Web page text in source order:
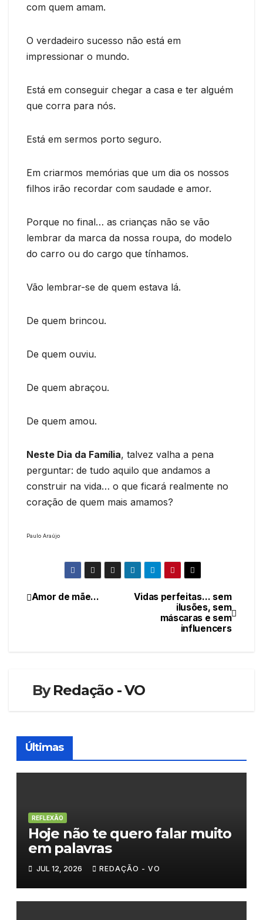
com quem amam.
O verdadeiro sucesso não está em
impressionar o mundo.
Está em conseguir chegar a casa e ter alguém
que corra para nós.
Está em sermos porto seguro.
Em criarmos memórias que um dia os nossos
filhos irão recordar com saudade e amor.
Porque no final… as crianças não se vão
lembrar da marca da nossa roupa, do modelo
do carro ou do cargo que tínhamos.
Vão lembrar-se de quem estava lá.
De quem brincou.
De quem ouviu.
De quem abraçou.
De quem amou.
Neste Dia da Família, talvez valha a pena
perguntar: de tudo aquilo que andamos a
construir na vida… o que ficará realmente no
coração de quem mais amamos?
Paulo Araújo
Navegação
Vidas perfeitas… sem
ilusões, sem
máscaras e sem
influencers
Amor de mãe…
ByRedação - VO
Últimas
REFLEXÃO
Hoje não te quero falar muito
em palavras
JUL 12, 2026 REDAÇÃO - VO